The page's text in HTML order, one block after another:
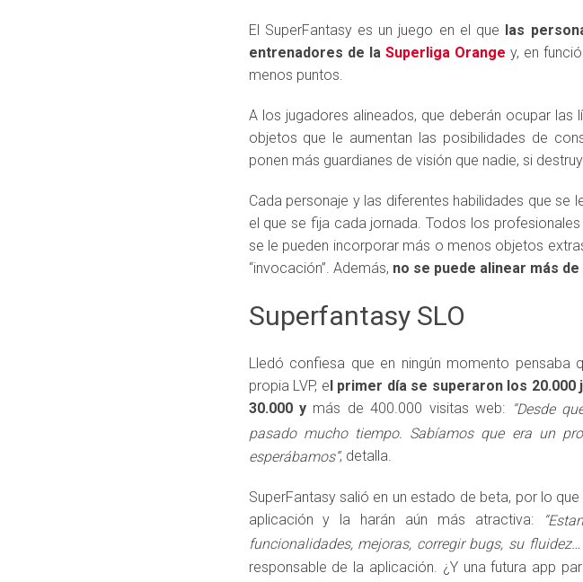
El SuperFantasy es un juego en el que las
entrenadores de la Superliga Orange y, en
menos puntos.
A los jugadores alineados, que deberán ocupar
objetos que le aumentan las posibilidades de
ponen más guardianes de visión que nadie, si
Cada personaje y las diferentes habilidades que
el que se fija cada jornada. Todos los
se le pueden incorporar más o menos objetos
“invocación”. Además, no se puede alinear más
Superfantasy SLO
Lledó confiesa que en ningún momento
propia LVP, e l primer día se superaron los
30.000 y más de 400.000 visitas web: “Desde
pasado mucho tiempo. Sabíamos que era un
esperábamos”, detalla.
SuperFantasy salió en un estado de beta, por lo
aplicación y la harán aún más atractiva:
funcionalidades, mejoras, corregir bugs, su
responsable de la aplicación. ¿Y una futura app